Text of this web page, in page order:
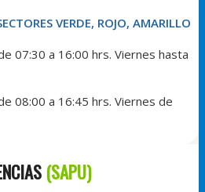
VERDE, ROJO, AMARILLO
07:30 a 16:00 hrs. Viernes hasta
08:00 a 16:45 hrs. Viernes de
(SAPU)